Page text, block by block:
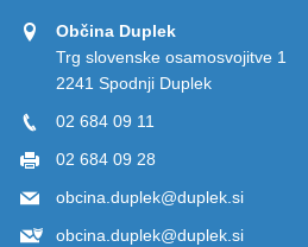
Občina Duplek
Trg slovenske osamosvojitve 1
2241 Spodnji Duplek
02 684 09 11
02 684 09 28
obcina.duplek@duplek.si
obcina.duplek@duplek.si